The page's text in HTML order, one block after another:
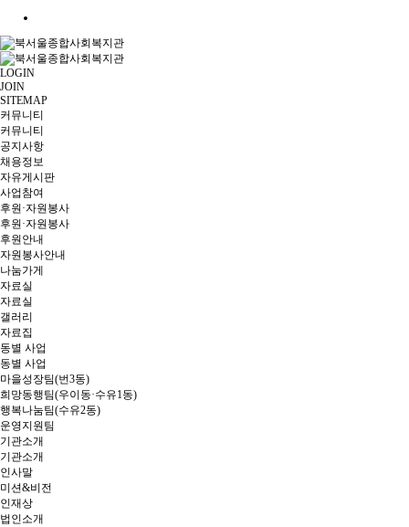
LOGIN
JOIN
SITEMAP
커뮤니티
커뮤니티
공지사항
채용정보
자유게시판
사업참여
후원·자원봉사
후원·자원봉사
후원안내
자원봉사안내
나눔가게
자료실
자료실
갤러리
자료집
동별 사업
동별 사업
마을성장팀(번3동)
희망동행팀(우이동·수유1동)
행복나눔팀(수유2동)
운영지원팀
기관소개
기관소개
인사말
미션&비전
인재상
법인소개